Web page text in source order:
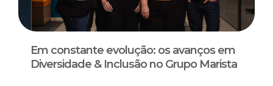
Em constante evolução: os avanços em
Diversidade & Inclusão no Grupo Marista